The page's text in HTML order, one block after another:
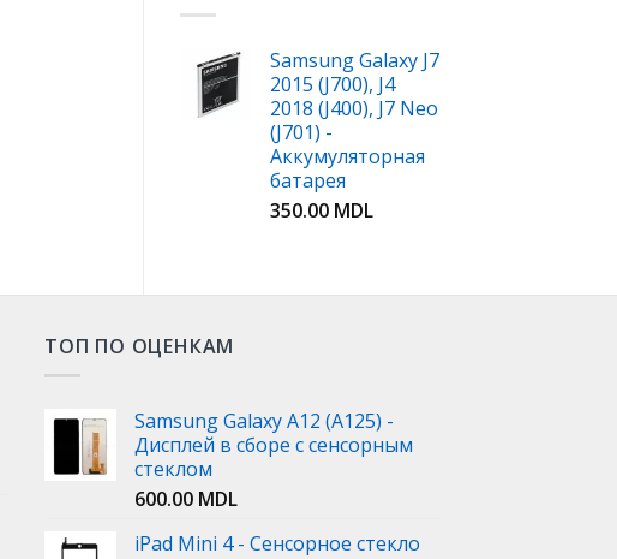
Samsung Galaxy J7
2015 (J700), J4
2018 (J400), J7 Neo
(J701) -
Аккумуляторная
батарея
350.00 MDL
ТОП ПО ОЦЕНКАМ
Samsung Galaxy A12 (A125) -
Дисплей в сборе с сенсорным
стеклом
600.00 MDL
iPad Mini 4 - Сенсорное стекло